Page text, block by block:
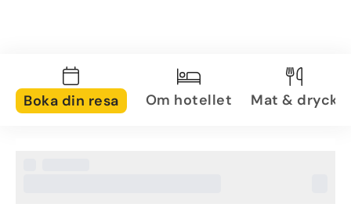
Boka din resa Om hotellet Mat & dryck